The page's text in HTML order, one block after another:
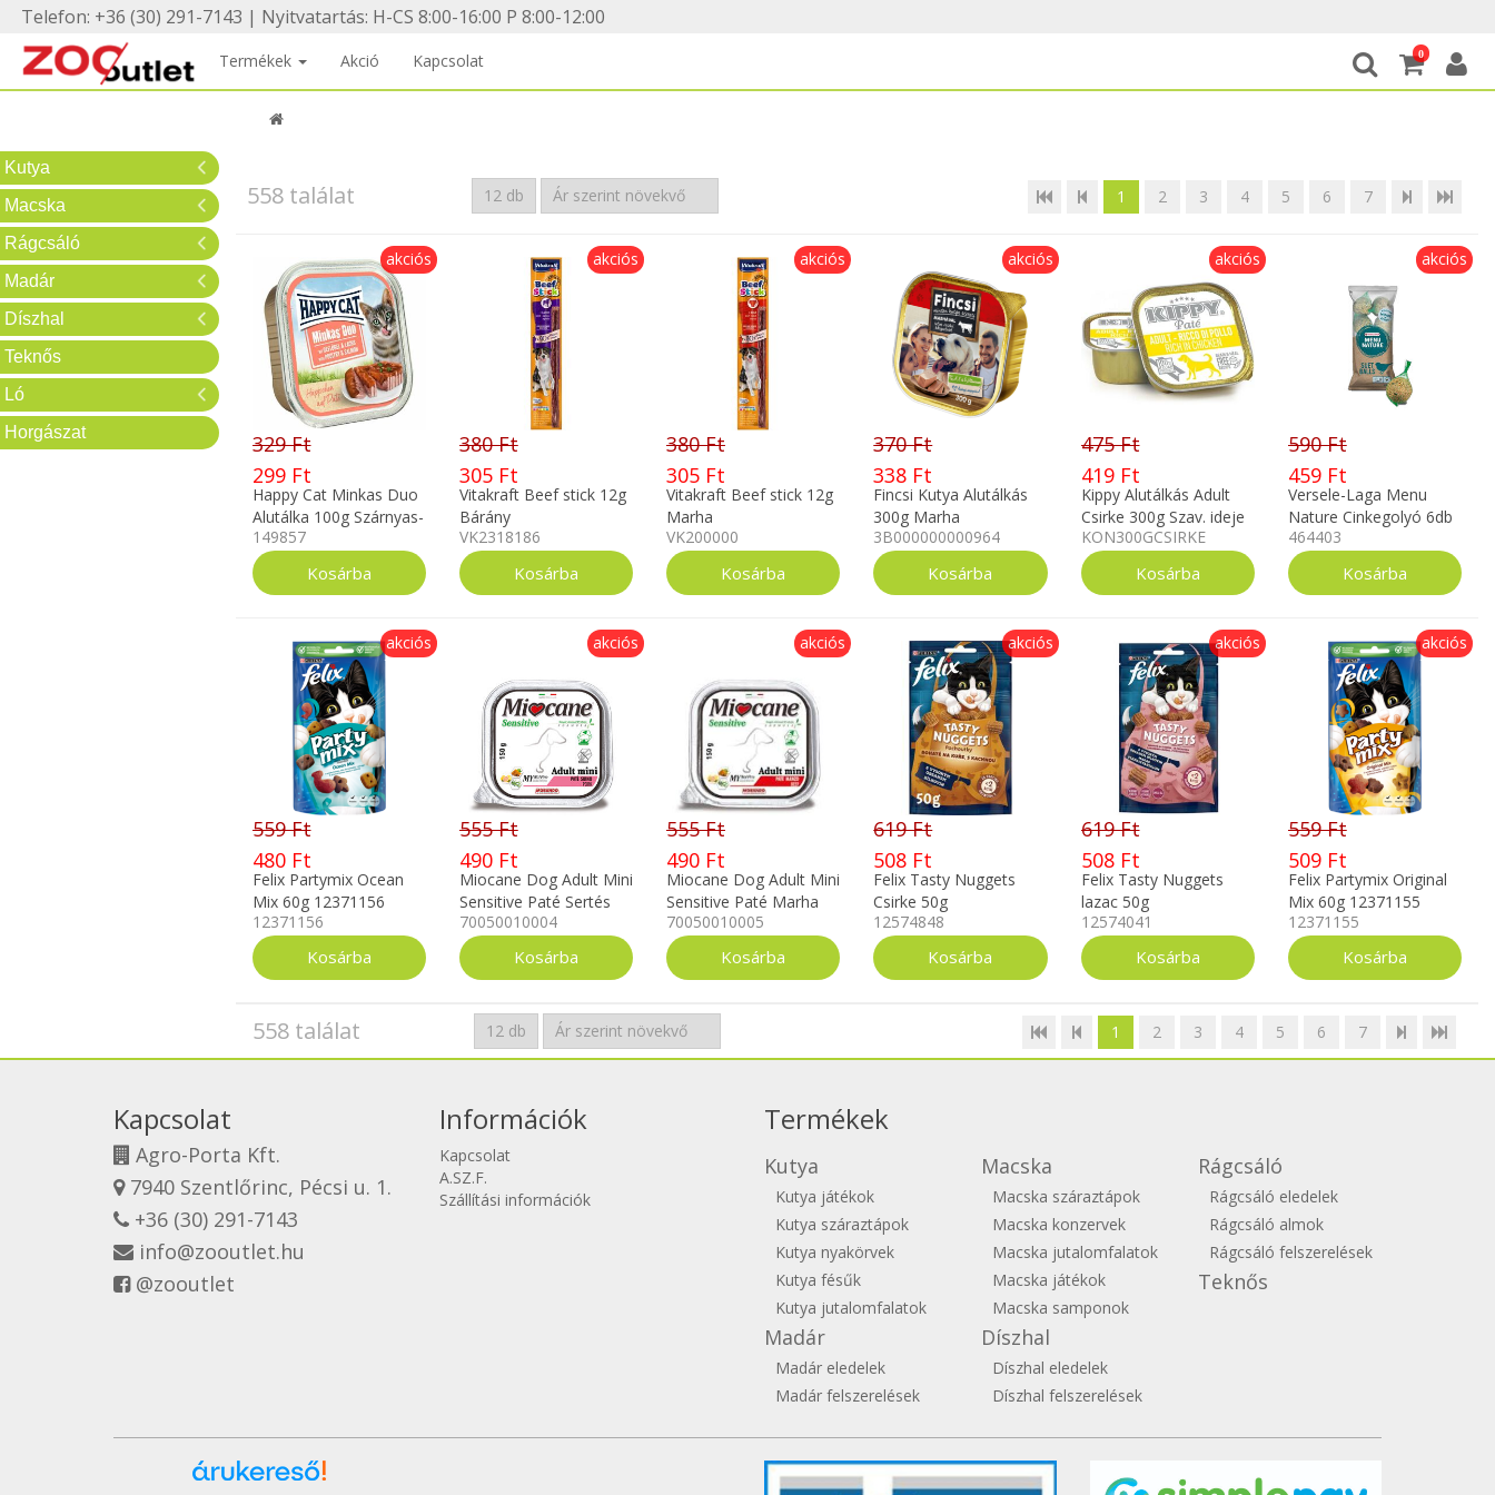
Telefon: +36 (30) 291-7143 | Nyitvatartás: H-CS 8:00-16:00 P 8:00-12:00
0
Termékek Akció Kapcsolat
Kutya
Macska
Rágcsáló
Madár
Díszhal
Teknős
Ló
Horgászat
558 találat 1 2 3 4 5 6 7
akciós
329 Ft
299 Ft
Happy Cat Minkas Duo
Alutálka 100g Szárnyas-
Lazac
149857
akciós
380 Ft
305 Ft
Vitakraft Beef stick 12g
Bárány
VK2318186
akciós
380 Ft
305 Ft
Vitakraft Beef stick 12g
Marha
VK200000
akciós
370 Ft
338 Ft
Fincsi Kutya Alutálkás
300g Marha
3B000000000964
akciós
475 Ft
419 Ft
Kippy Alutálkás Adult
Csirke 300g Szav. ideje
06.hó
KON300GCSIRKE
akciós
590 Ft
459 Ft
Versele-Laga Menu
Nature Cinkegolyó 6db
464403
akciós
559 Ft
480 Ft
Felix Partymix Ocean
Mix 60g 12371156
12371156
akciós
555 Ft
490 Ft
Miocane Dog Adult Mini
Sensitive Paté Sertés
150g
70050010004
akciós
555 Ft
490 Ft
Miocane Dog Adult Mini
Sensitive Paté Marha
150g
70050010005
akciós
619 Ft
508 Ft
Felix Tasty Nuggets
Csirke 50g
12574848
akciós
619 Ft
508 Ft
Felix Tasty Nuggets
lazac 50g
12574041
akciós
559 Ft
509 Ft
Felix Partymix Original
Mix 60g 12371155
12371155
558 találat 1 2 3 4 5 6 7
Kapcsolat
Agro-Porta Kft.
7940 Szentlőrinc, Pécsi u. 1.
+36 (30) 291-7143
info@zooutlet.hu
@zooutlet
Információk
Kapcsolat
A.SZ.F.
Szállítási információk
Termékek
Kutya
Kutya játékok
Kutya száraztápok
Kutya nyakörvek
Kutya fésűk
Kutya jutalomfalatok
Madár
Madár eledelek
Madár felszerelések
Macska
Macska száraztápok
Macska konzervek
Macska jutalomfalatok
Macska játékok
Macska samponok
Díszhal
Díszhal eledelek
Díszhal felszerelések
Rágcsáló
Rágcsáló eledelek
Rágcsáló almok
Rágcsáló felszerelések
Teknős